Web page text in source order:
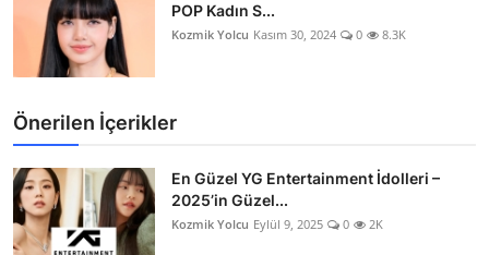
POP Kadın S...
Kozmik Yolcu Kasım 30, 2024 0 8.3K
Önerilen İçerikler
En Güzel YG Entertainment İdolleri –
2025’in Güzel...
Kozmik Yolcu Eylül 9, 2025 0 2K